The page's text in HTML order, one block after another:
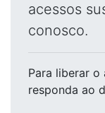
acessos
conosco.
Para liberar o
responda ao